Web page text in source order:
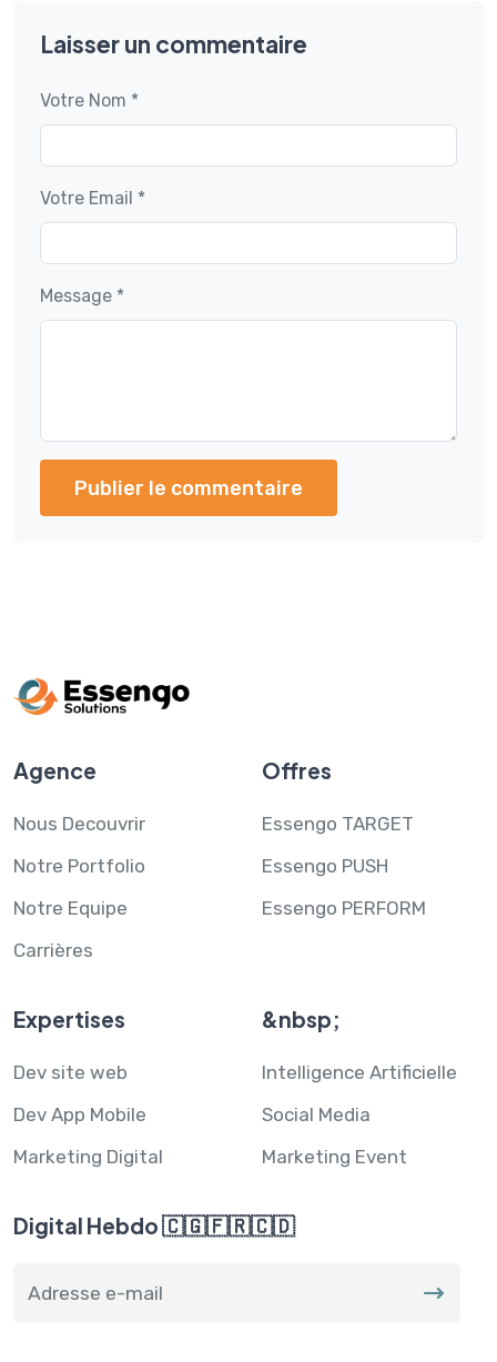
Laisser un commentaire
Votre Nom *
Votre Email *
Message *
Publier le commentaire
Agence
Nous Decouvrir
Notre Portfolio
Notre Equipe
Carrières
Offres
Essengo TARGET
Essengo PUSH
Essengo PERFORM
Expertises
Dev site web
Dev App Mobile
Marketing Digital
&nbsp;
Intelligence Artificielle
Social Media
Marketing Event
Digital Hebdo 🇨🇬🇫🇷🇨🇩